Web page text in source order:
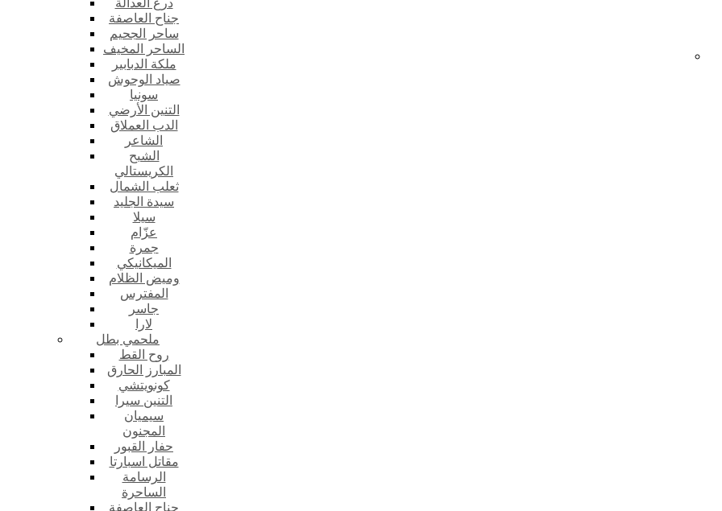
درع العدالة
جناح العاصفة
ساحر الجحيم
الساحر المخيف
ملكة الدبابير
صياد الوحوش
سونيا
التنين الأرضي
الدب العملاق
الشاعر
الشبح
الكريستالي
ثعلب الشمال
سيدة الجليد
سيلا
عزّام
جمرة
الميكانيكي
وميض الظلام
المفترس
جاسر
لارا
ملحمي بطل
روح القط
المبارز الحارق
كونويتشي
التنين سيرا
سيميان
المجنون
حفار القبور
مقاتل اسبارتا
الرسامة
الساحرة
جناح العاصفة